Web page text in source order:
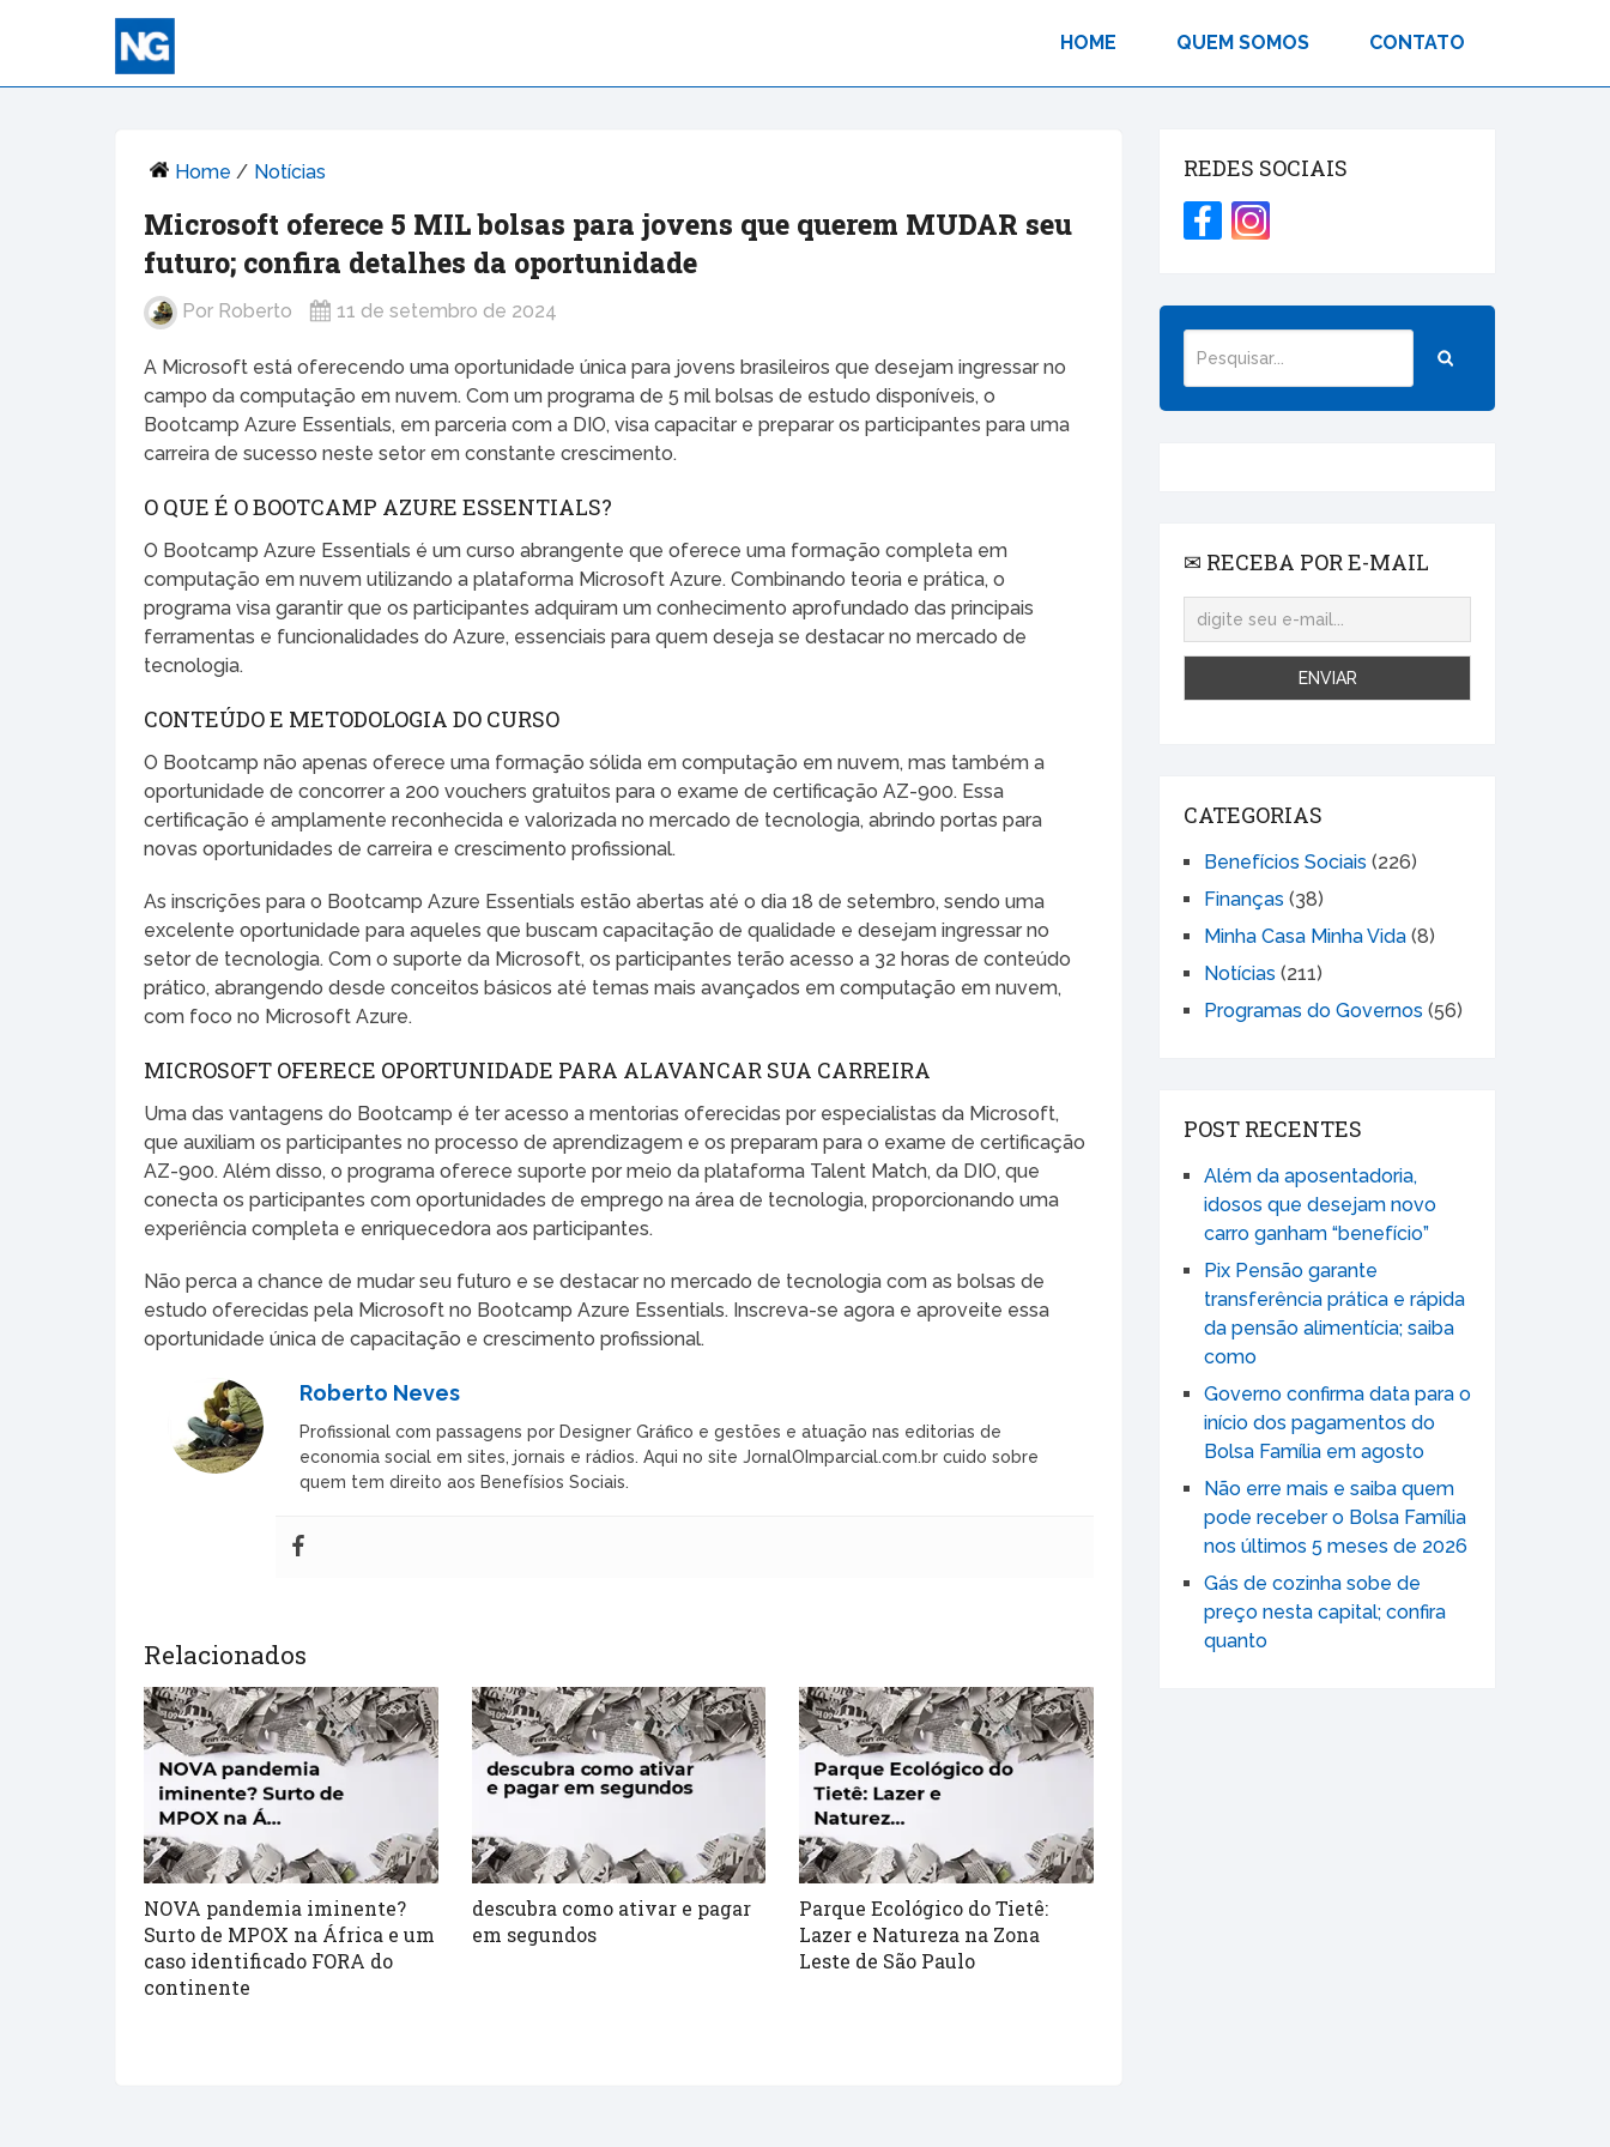
HOME QUEM SOMOS CONTATO
Home / Notícias
Microsoft oferece 5 MIL bolsas para jovens que querem MUDAR seu
futuro; confira detalhes da oportunidade
Por Roberto 11 de setembro de 2024
A Microsoft está oferecendo uma oportunidade única para jovens brasileiros que desejam ingressar no
campo da computação em nuvem. Com um programa de 5 mil bolsas de estudo disponíveis, o
Bootcamp Azure Essentials, em parceria com a DIO, visa capacitar e preparar os participantes para uma
carreira de sucesso neste setor em constante crescimento.
O QUE É O BOOTCAMP AZURE ESSENTIALS?
O Bootcamp Azure Essentials é um curso abrangente que oferece uma formação completa em
computação em nuvem utilizando a plataforma Microsoft Azure. Combinando teoria e prática, o
programa visa garantir que os participantes adquiram um conhecimento aprofundado das principais
ferramentas e funcionalidades do Azure, essenciais para quem deseja se destacar no mercado de
tecnologia.
CONTEÚDO E METODOLOGIA DO CURSO
O Bootcamp não apenas oferece uma formação sólida em computação em nuvem, mas também a
oportunidade de concorrer a 200 vouchers gratuitos para o exame de certificação AZ-900. Essa
certificação é amplamente reconhecida e valorizada no mercado de tecnologia, abrindo portas para
novas oportunidades de carreira e crescimento profissional.
As inscrições para o Bootcamp Azure Essentials estão abertas até o dia 18 de setembro, sendo uma
excelente oportunidade para aqueles que buscam capacitação de qualidade e desejam ingressar no
setor de tecnologia. Com o suporte da Microsoft, os participantes terão acesso a 32 horas de conteúdo
prático, abrangendo desde conceitos básicos até temas mais avançados em computação em nuvem,
com foco no Microsoft Azure.
MICROSOFT OFERECE OPORTUNIDADE PARA ALAVANCAR SUA CARREIRA
Uma das vantagens do Bootcamp é ter acesso a mentorias oferecidas por especialistas da Microsoft,
que auxiliam os participantes no processo de aprendizagem e os preparam para o exame de certificação
AZ-900. Além disso, o programa oferece suporte por meio da plataforma Talent Match, da DIO, que
conecta os participantes com oportunidades de emprego na área de tecnologia, proporcionando uma
experiência completa e enriquecedora aos participantes.
Não perca a chance de mudar seu futuro e se destacar no mercado de tecnologia com as bolsas de
estudo oferecidas pela Microsoft no Bootcamp Azure Essentials. Inscreva-se agora e aproveite essa
oportunidade única de capacitação e crescimento profissional.
Roberto Neves
Profissional com passagens por Designer Gráfico e gestões e atuação nas editorias de
economia social em sites, jornais e rádios. Aqui no site JornalOImparcial.com.br cuido sobre
quem tem direito aos Benefísios Sociais.
Relacionados
NOVA pandemia iminente?
Surto de MPOX na África e um
caso identificado FORA do
continente
descubra como ativar e pagar
em segundos
Parque Ecológico do Tietê:
Lazer e Natureza na Zona
Leste de São Paulo
REDES SOCIAIS
✉ RECEBA POR E-MAIL
CATEGORIAS
Benefícios Sociais (226)
Finanças (38)
Minha Casa Minha Vida (8)
Notícias (211)
Programas do Governos (56)
POST RECENTES
Além da aposentadoria,
idosos que desejam novo
carro ganham “benefício”
Pix Pensão garante
transferência prática e rápida
da pensão alimentícia; saiba
como
Governo confirma data para o
início dos pagamentos do
Bolsa Família em agosto
Não erre mais e saiba quem
pode receber o Bolsa Família
nos últimos 5 meses de 2026
Gás de cozinha sobe de
preço nesta capital; confira
quanto